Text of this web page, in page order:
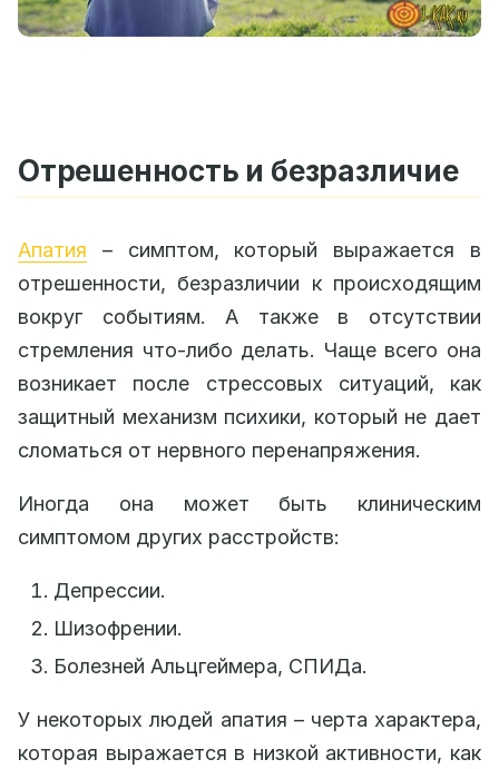
Отрешенность и безразличие
Апатия – симптом, который выражается в
отрешенности, безразличии к происходящим
вокруг событиям. А также в отсутствии
стремления что-либо делать. Чаще всего она
возникает после стрессовых ситуаций, как
защитный механизм психики, который не дает
сломаться от нервного перенапряжения.
Иногда она может быть клиническим
симптомом других расстройств:
Депрессии.
Шизофрении.
Болезней Альцгеймера, СПИДа.
У некоторых людей апатия – черта характера,
которая выражается в низкой активности, как